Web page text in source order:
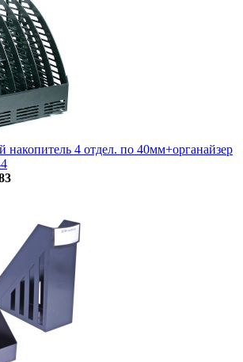
накопитель 4 отдел. по 40мм+органайзер